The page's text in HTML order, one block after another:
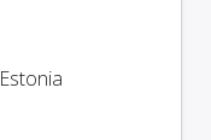
Estonia